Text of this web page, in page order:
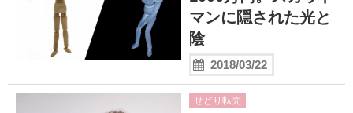
マンに隠された光と
陰
2018/03/22
せどり転売